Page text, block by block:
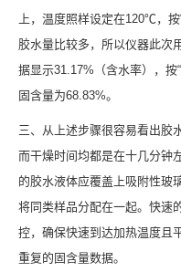
上，温度照样设定在120℃，
胶水量比较多，所以仪器此次
据显示31.17%（含水率），按
固含量为68.83%。
三、从上述步骤很容易看出胶
而干燥时间均都是在十几分钟
的胶水液体应覆盖上吸附性玻
将同类样品分配在一起。快速
控，确保快速到达加热温度且
重复的固含量数据。